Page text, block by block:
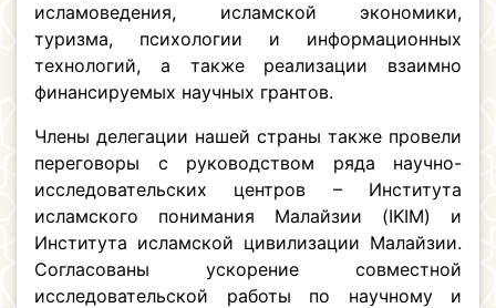
исламоведения, исламской экономики,
туризма, психологии и информационных
технологий, а также реализации взаимно
финансируемых научных грантов.
Члены делегации нашей страны также провели
переговоры с руководством ряда научно-
исследовательских центров – Института
исламского понимания Малайзии (IKIM) и
Института исламской цивилизации Малайзии.
Согласованы ускорение совместной
исследовательской работы по научному и